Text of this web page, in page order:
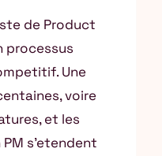
de Product
processus
Une
voire
et les
s’etendent